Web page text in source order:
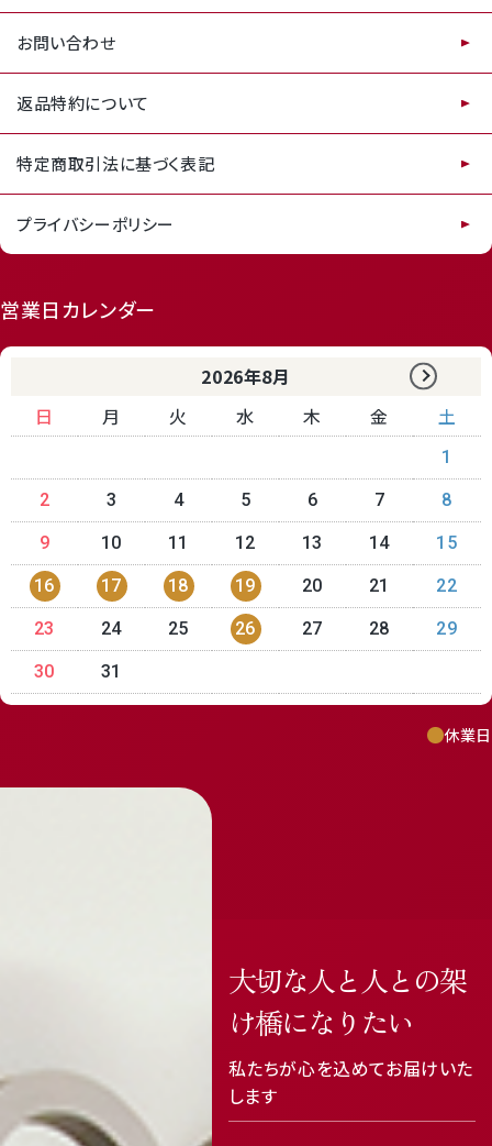
Mail Magazine
メルマガ登録
Review
レビューキャンペーンのご案内
featured_seasonal_and_gifts
receipt_long contact_support
お問い合わせ
返品特約について
特定商取引法に基づく表記
プライバシーポリシー
営業日カレンダー
2026年8月
日
月 火 水 木 金 土
1
2 3 4 5 6 7 8
9 10 11 12 13 14 15
16 17 18 19 20 21 22
23 24 25 26 27 28 29
30 31
休業日
大切な人と人との架
け橋になりたい
私たちが心を込めてお届けいた
します